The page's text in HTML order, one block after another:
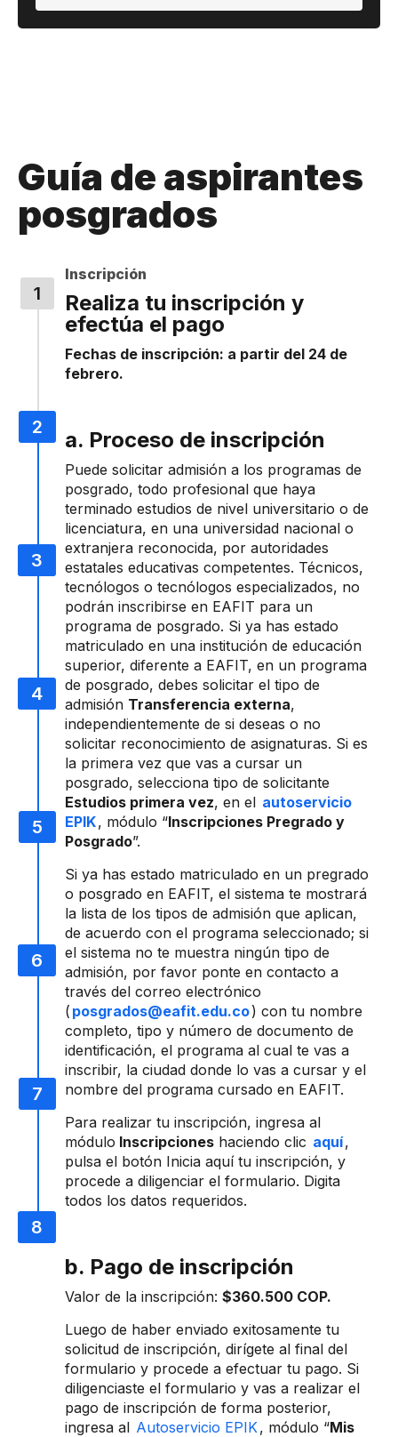
Guía de aspirantes
posgrados
Inscripción
Realiza tu inscripción y
efectúa el pago
Fechas de inscripción: a partir del 24 de
febrero.
a. Proceso de inscripción
Puede solicitar admisión a los programas de
posgrado, todo profesional que haya
terminado estudios de nivel universitario o de
licenciatura, en una universidad nacional o
extranjera reconocida, por autoridades
estatales educativas competentes. Técnicos,
tecnólogos o tecnólogos especializados, no
podrán inscribirse en EAFIT para un
programa de posgrado. Si ya has estado
matriculado en una institución de educación
superior, diferente a EAFIT, en un programa
de posgrado, debes solicitar el tipo de
admisión Transferencia externa,
independientemente de si deseas o no
solicitar reconocimiento de asignaturas. Si es
la primera vez que vas a cursar un
posgrado, selecciona tipo de solicitante
Estudios primera vez, en el autoservicio
EPIK, módulo “Inscripciones Pregrado y
Posgrado”.
Si ya has estado matriculado en un pregrado
o posgrado en EAFIT, el sistema te mostrará
la lista de los tipos de admisión que aplican,
de acuerdo con el programa seleccionado; si
el sistema no te muestra ningún tipo de
admisión, por favor ponte en contacto a
través del correo electrónico
( posgrados@eafit.edu.co) con tu nombre
completo, tipo y número de documento de
identificación, el programa al cual te vas a
inscribir, la ciudad donde lo vas a cursar y el
nombre del programa cursado en EAFIT.
Para realizar tu inscripción, ingresa al
módulo Inscripciones haciendo clic aquí,
pulsa el botón Inicia aquí tu inscripción, y
procede a diligenciar el formulario. Digita
todos los datos requeridos.
b. Pago de inscripción
Valor de la inscripción: $360.500 COP.
Luego de haber enviado exitosamente tu
solicitud de inscripción, dirígete al final del
formulario y procede a efectuar tu pago. Si
diligenciaste el formulario y vas a realizar el
pago de inscripción de forma posterior,
ingresa al Autoservicio EPIK, módulo “Mis